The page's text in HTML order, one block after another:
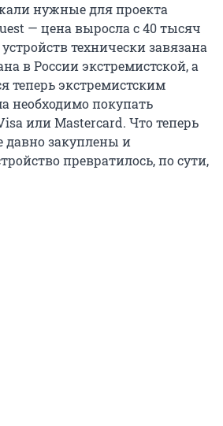
нужные для проекта
— цена выросла с 40 тысяч
технически завязана
в России экстремистской, а
теперь экстремистским
необходимо покупать
или Mastercard. Что теперь
давно закуплены и
превратилось, по сути,